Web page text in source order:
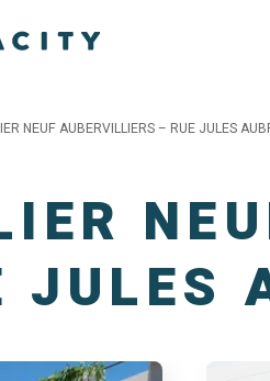
NEUF AUBERVILLIERS – RUE JULES